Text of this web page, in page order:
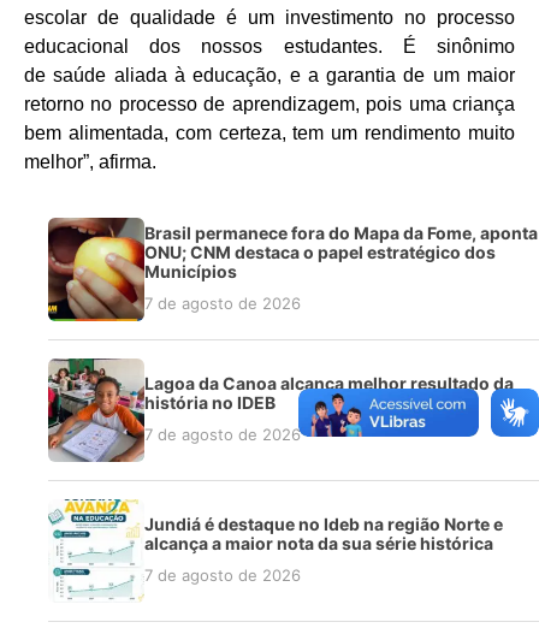
escolar de qualidade é um investimento no processo
educacional dos nossos estudantes. É sinônimo
de saúde aliada à educação, e a garantia de um maior
retorno no processo de aprendizagem, pois uma criança
bem alimentada, com certeza, tem um rendimento muito
melhor”, afirma.
Brasil permanece fora do Mapa da Fome, aponta
ONU; CNM destaca o papel estratégico dos
Municípios
7 de agosto de 2026
Lagoa da Canoa alcança melhor resultado da
história no IDEB
7 de agosto de 2026
Jundiá é destaque no Ideb na região Norte e
alcança a maior nota da sua série histórica
7 de agosto de 2026